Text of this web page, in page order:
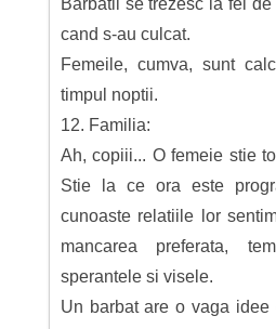
Barbatii se trezesc la fel de
cand s-au culcat.
Femeile, cumva, sunt
timpul noptii.
12. Familia:
Ah, copiii... O femeie stie
Stie la ce ora este
cunoaste relatiile lor
mancarea preferata,
sperantele si visele.
Un barbat are o vaga